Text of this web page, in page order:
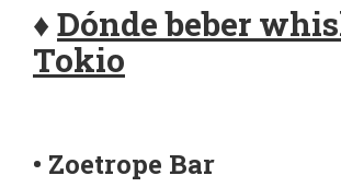
♦Dónde beber
Tokio
• Zoetrope Bar